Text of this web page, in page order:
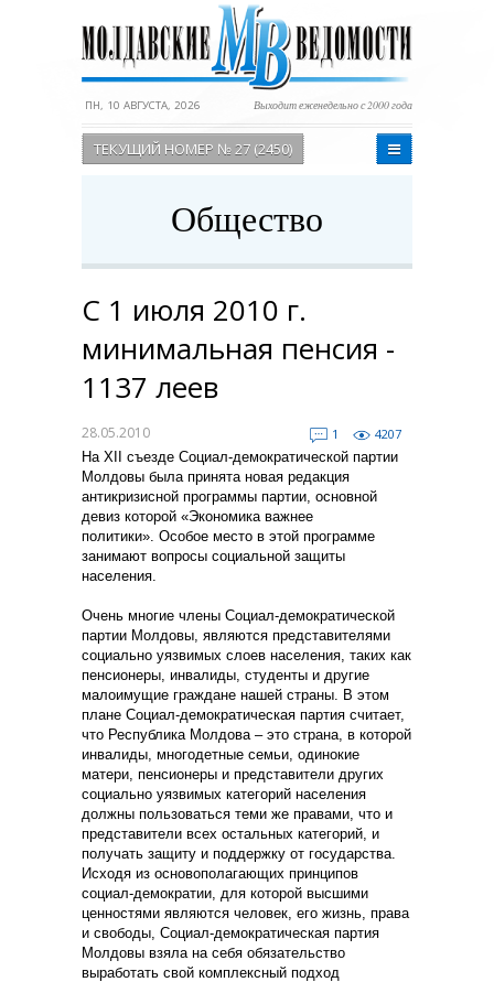
ПН, 10 АВГУСТА, 2026 Выходит еженедельно с 2000 года
ТЕКУЩИЙ НОМЕР № 27 (2450)
Общество
С 1 июля 2010 г.
минимальная пенсия -
1137 леев
28.05.2010 1
4207
На XII съезде Социал-демократической партии
Молдовы была принята новая редакция
антикризисной программы партии, основной
девиз которой «Экономика важнее
политики». Особое место в этой программе
занимают вопросы социальной защиты
населения.
Очень многие члены Социал-демократической
партии Молдовы, являются представителями
социально уязвимых слоев населения, таких как
пенсионеры, инвалиды, студенты и другие
малоимущие граждане нашей страны. В этом
плане Социал-демократическая партия считает,
что Республика Молдова – это страна, в которой
инвалиды, многодетные семьи, одинокие
матери, пенсионеры и представители других
социально уязвимых категорий населения
должны пользоваться теми же правами, что и
представители всех остальных категорий, и
получать защиту и поддержку от государства.
Исходя из основополагающих принципов
социал-демократии, для которой высшими
ценностями являются человек, его жизнь, права
и свободы, Социал-демократическая партия
Молдовы взяла на себя обязательство
выработать свой комплексный подход